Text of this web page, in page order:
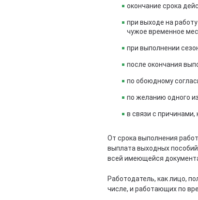
окончание срока
при выходе на
чужое временное
при выполнении
после окончания
по обоюдному
по желанию одного
в связи с причинами,
От срока выполнения
выплата выходных
всей имеющейся
Работодатель, как лицо,
числе, и работающих по